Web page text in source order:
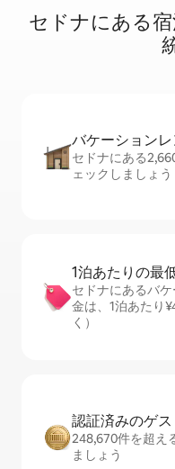
セドナに⁠あ⁠る
バケーション
セドナにある
ェックしましょう
1泊あたりの最⁠
セドナにあるバ
金は、1泊あたり
く）
認証済みのゲ⁠
248,670件を超え
ましょう